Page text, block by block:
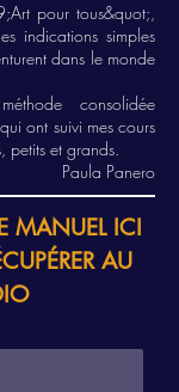
pour tous&quot;,
indications simples
dans le monde
consolidée
ont suivi mes cours
petits et grands.
Paula Panero
MANUEL ICI
AU